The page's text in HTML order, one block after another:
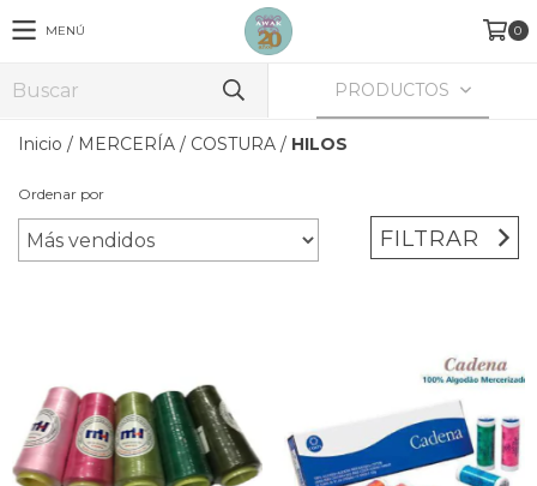
MENÚ 0
PRODUCTOS
Inicio / MERCERÍA / COSTURA / HILOS
Ordenar por
FILTRAR